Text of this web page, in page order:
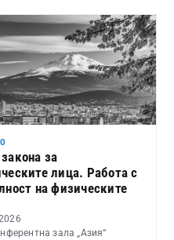
за
лица. Работа с
на физическите
зала „Азия“